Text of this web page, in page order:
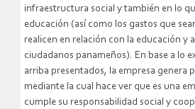
infraestructura social y también en lo
educación (así como los gastos que
realicen en relación con la educación y
ciudadanos panameños). En base a lo
arriba presentados, la empresa genera
mediante la cual hace ver que es una
cumple su responsabilidad social y